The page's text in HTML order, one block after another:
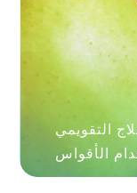
التقويمي
الأقواس